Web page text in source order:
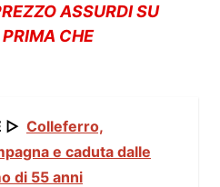
ASSURDI SU
CHE
▷ Colleferro,
e caduta dalle
di 55 anni